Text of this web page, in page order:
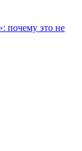
почему это не